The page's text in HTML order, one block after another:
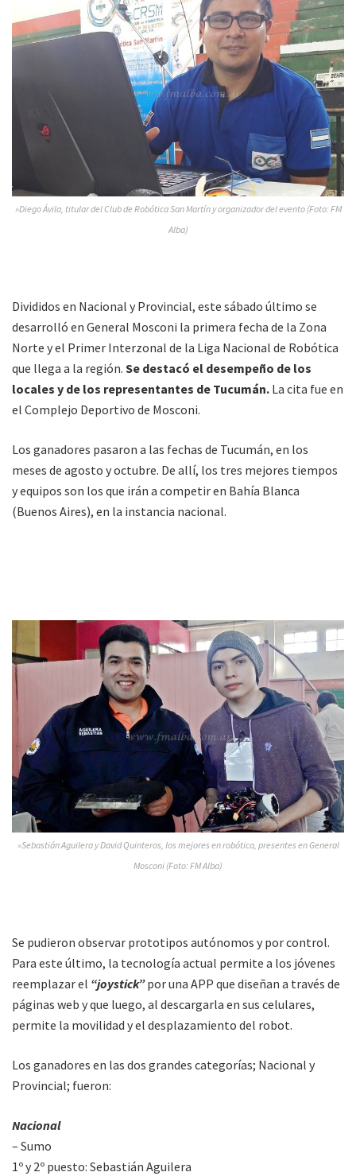
»Diego Ávila, titular del Club de Robótica San Martín y organizador del evento (Foto: FM
Alba)
Divididos en Nacional y Provincial, este sábado último se
desarrolló en General Mosconi la primera fecha de la Zona
Norte y el Primer Interzonal de la Liga Nacional de Robótica
que llega a la región. Se destacó el desempeño de los
locales y de los representantes de Tucumán. La cita fue en
el Complejo Deportivo de Mosconi.
Los ganadores pasaron a las fechas de Tucumán, en los
meses de agosto y octubre. De allí, los tres mejores tiempos
y equipos son los que irán a competir en Bahía Blanca
(Buenos Aires), en la instancia nacional.
»Sebastián Aguilera y David Quinteros, los mejores en robótica, presentes en General
Mosconi (Foto: FM Alba)
Se pudieron observar prototipos autónomos y por control.
Para este último, la tecnología actual permite a los jóvenes
reemplazar el “joystick”por una APP que diseñan a través de
páginas web y que luego, al descargarla en sus celulares,
permite la movilidad y el desplazamiento del robot.
Los ganadores en las dos grandes categorías; Nacional y
Provincial; fueron:
Nacional
– Sumo
1º y 2º puesto: Sebastián Aguilera